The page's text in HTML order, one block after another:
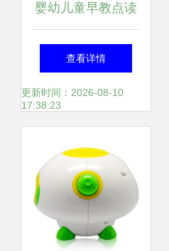
婴幼儿童早教点读
笔早教机 为0-6岁
宝宝开启英语启蒙
查看详情
更新时间：2026-08-10
17:38:23